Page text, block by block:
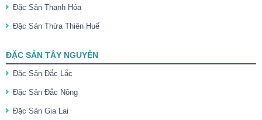
Đặc Sản Thanh Hóa
Đặc Sản Thừa Thiên Huế
ĐẶC SẢN TÂY NGUYÊN
Đặc Sản Đắc Lắc
Đặc Sản Đắc Nông
Đặc Sản Gia Lai